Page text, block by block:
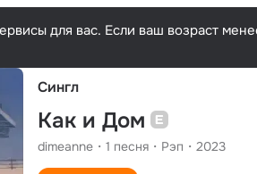
для вас. Если ваш возраст
Сингл
Как и Дом
dimeanne 1 песня Рэп 2023